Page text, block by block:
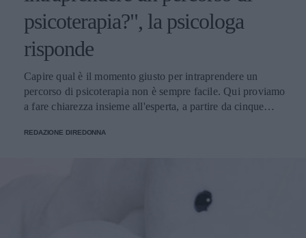
psicoterapia?", la psicologa
risponde
Capire qual è il momento giusto per intraprendere un
percorso di psicoterapia non è sempre facile. Qui proviamo
a fare chiarezza insieme all'esperta, a partire da cinque
REDAZIONE DIREDONNA